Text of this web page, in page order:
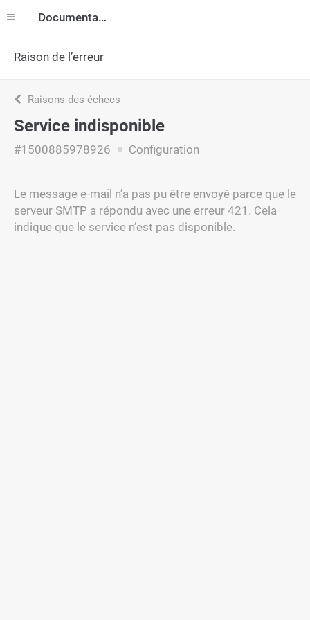
Documentation
Raison de l’erreur
Raisons des échecs
Service indisponible
#1500885978926 Configuration
Le message e-mail n’a pas pu être envoyé parce que le
serveur SMTP a répondu avec une erreur 421. Cela
indique que le service n’est pas disponible.